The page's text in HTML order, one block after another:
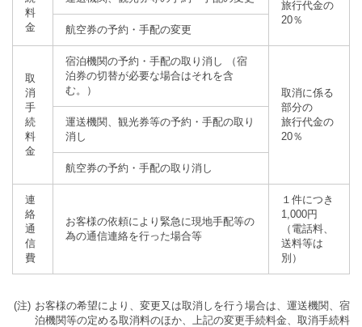
料
金
旅行代金の
20％
航空券の予約・手配の変更
取
消
手
続
料
金
宿泊機関の予約・手配の取り消し （宿
泊券の切替が必要な場合はそれを含
む。）
取消に係る
部分の
旅行代金の
20％
運送機関、観光券等の予約・手配の取り
消し
航空券の予約・手配の取り消し
連
絡
通
信
費
お客様の依頼により緊急に現地手配等の
為の通信連絡を行った場合等
１件につき
1,000円
（電話料、
送料等は
別）
お客様の希望により、変更又は取消しを行う場合は、運送機関、宿
泊機関等の定める取消料のほか、上記の変更手続料金、取消手続料